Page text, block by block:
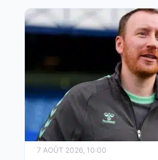
7 AOÛT 2026, 10:00